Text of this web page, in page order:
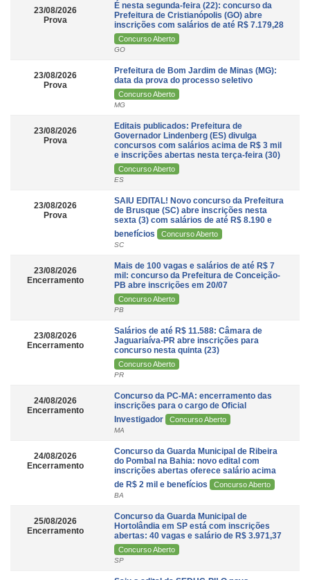
23/08/2026
Prova
É nesta segunda-feira (22): concurso da
Prefeitura de Cristianópolis (GO) abre
inscrições com salários de até R$ 7.179,28
Concurso Aberto
GO
23/08/2026
Prova
Prefeitura de Bom Jardim de Minas (MG):
data da prova do processo seletivo
Concurso Aberto
MG
23/08/2026
Prova
Editais publicados: Prefeitura de
Governador Lindenberg (ES) divulga
concursos com salários acima de R$ 3 mil
e inscrições abertas nesta terça-feira (30)
Concurso Aberto
ES
23/08/2026
Prova
SAIU EDITAL! Novo concurso da Prefeitura
de Brusque (SC) abre inscrições nesta
sexta (3) com salários de até R$ 8.190 e
benefícios
Concurso Aberto
SC
23/08/2026
Encerramento
Mais de 100 vagas e salários de até R$ 7
mil: concurso da Prefeitura de Conceição-
PB abre inscrições em 20/07
Concurso Aberto
PB
23/08/2026
Encerramento
Salários de até R$ 11.588: Câmara de
Jaguariaíva-PR abre inscrições para
concurso nesta quinta (23)
Concurso Aberto
PR
24/08/2026
Encerramento
Concurso da PC-MA: encerramento das
inscrições para o cargo de Oficial
Investigador
Concurso Aberto
MA
24/08/2026
Encerramento
Concurso da Guarda Municipal de Ribeira
do Pombal na Bahia: novo edital com
inscrições abertas oferece salário acima
de R$ 2 mil e benefícios
Concurso Aberto
BA
25/08/2026
Encerramento
Concurso da Guarda Municipal de
Hortolândia em SP está com inscrições
abertas: 40 vagas e salário de R$ 3.971,37
Concurso Aberto
SP